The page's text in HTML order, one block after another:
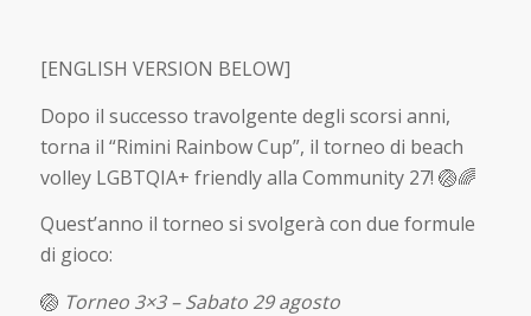
[ENGLISH VERSION BELOW]
Dopo il successo travolgente degli scorsi anni,
torna il “Rimini Rainbow Cup”, il torneo di beach
volley LGBTQIA+ friendly alla Community 27! 🏐🌈
Quest’anno il torneo si svolgerà con due formule
di gioco:
🏐 Torneo 3×3 – Sabato 29 agosto